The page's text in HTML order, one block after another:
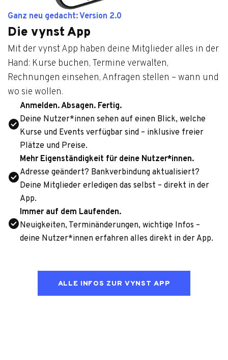
Ganz neu gedacht: Version 2.0
Die vynst App
Mit der vynst App haben deine Mitglieder alles in der
Hand: Kurse buchen, Termine verwalten,
Rechnungen einsehen, Anfragen stellen – wann und
wo sie wollen.
check_circle
Anmel­den. Absa­gen. Fer­tig.
Deine Nutzer*innen sehen auf einen Blick, wel­che
Kurse und Events ver­füg­bar sind – inklu­sive freier
Plätze und Preise.
check_circle
Mehr Eigen­stän­dig­keit für deine Nutzer*innen.
Adresse geän­dert? Bank­ver­bin­dung aktua­li­siert?
Deine Mit­glie­der erle­di­gen das selbst – direkt in der
App.
check_circle
Immer auf dem Lau­fen­den.
Neu­ig­kei­ten, Ter­min­än­de­run­gen, wich­tige Infos –
deine Nutzer*innen erfah­ren alles direkt in der App.
ALLE INFOS ZUR VYNST APP